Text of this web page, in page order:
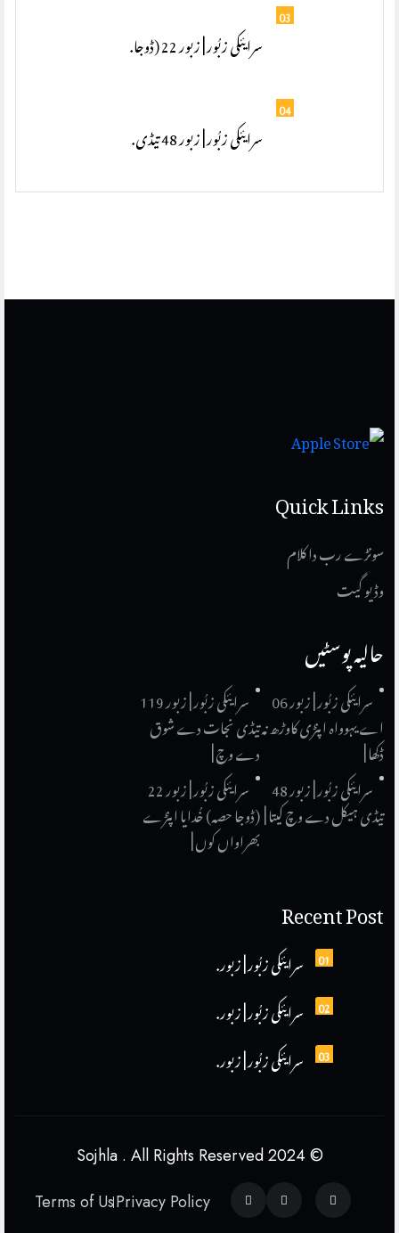
03
سرایئکی زبُور | زبور 22 (ڈوجا.
04
سرایئکی زبُور | زبور 48 تیڈی.
Quick Links
سونڑے رب دا کلام
وڈیو گیت
حالیہ پوسٹیں
سرایئکی زبُور | زبور 119
تیڈی نجات دے شوق
دے وچ |
سرایئکی زبُور | زبور 06
اے یہوواہ اپنڑی کاوڑھ نہ
ڈکھا |
سرایئکی زبُور | زبور 22
(ڈوجا حصہ) خُدایا اپنڑے
بھراواں کوں |
سرایئکی زبُور | زبور 48
تیڈی ہیکل دے وچ کیتا |
Recent Post
01 سرایئکی زبُور | زبور.
02 سرایئکی زبُور | زبور.
03 سرایئکی زبُور | زبور.
© 2024 Sojhla . All Rights Reserved
Terms of UsPrivacy Policy